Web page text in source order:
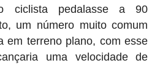
ciclista pedalasse a 90
um número muito comum
em terreno plano, com esse
uma velocidade de